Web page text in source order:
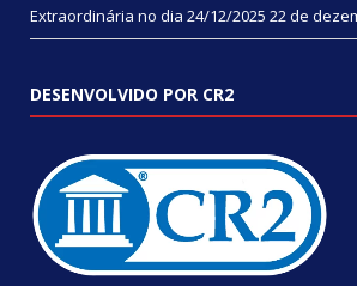
Extraordinária no dia 24/12/2025 22 de
DESENVOLVIDO POR CR2